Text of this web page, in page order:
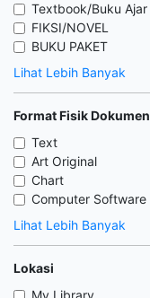
Textbook/Buku Ajar
FIKSI/NOVEL
BUKU PAKET
Lihat Lebih Banyak
Format Fisik Dokumen
Text
Art Original
Chart
Computer Software
Lihat Lebih Banyak
Lokasi
My Library